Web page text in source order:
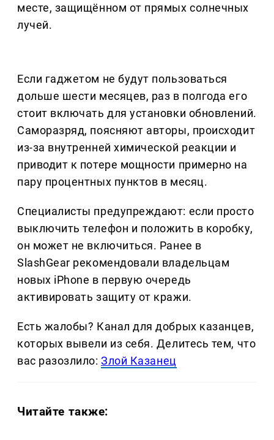
месте, защищённом от прямых солнечных
лучей.
Если гаджетом не будут пользоваться
дольше шести месяцев, раз в полгода его
стоит включать для установки обновлений.
Саморазряд, поясняют авторы, происходит
из-за внутренней химической реакции и
приводит к потере мощности примерно на
пару процентных пунктов в месяц.
Специалисты предупреждают: если просто
выключить телефон и положить в коробку,
он может не включиться. Ранее в
SlashGear рекомендовали владельцам
новых iPhone в первую очередь
активировать защиту от кражи.
Есть жалобы? Канал для добрых казанцев,
которых вывели из себя. Делитеcь тем, что
вас разозлило:Злой Казанец
Читайте также: